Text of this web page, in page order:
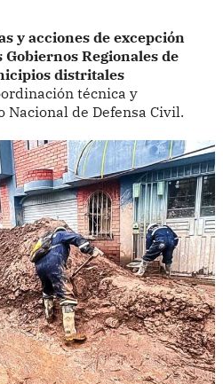
y acciones de excepción
Regionales de
distritales
técnica y
de Defensa Civil.